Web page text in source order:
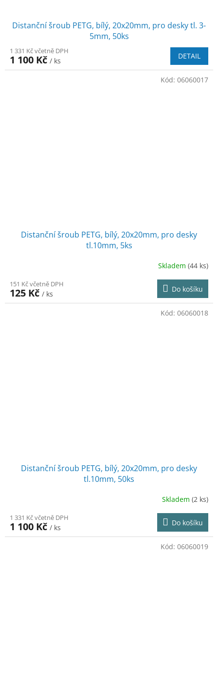
Distanční šroub PETG, bílý, 20x20mm, pro desky tl. 3-
5mm, 50ks
1 331 Kč včetně DPH
1 100 Kč / ks
DETAIL
Distanční šroub PETG, bílý, 20x20mm, pro desky
tl.10mm, 5ks
Skladem (44 ks)
151 Kč včetně DPH
125 Kč / ks
Do košíku
Kód: 06060017
Distanční šroub PETG, bílý, 20x20mm, pro desky
tl.10mm, 50ks
Skladem (2 ks)
1 331 Kč včetně DPH
1 100 Kč / ks
Do košíku
Kód: 06060018
Kód: 06060019